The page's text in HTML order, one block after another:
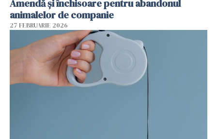
Amendă și închisoare pentru abandonul
animalelor de companie
27 FEBRUARIE 2026